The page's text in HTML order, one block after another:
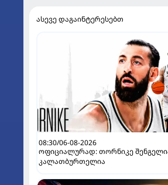
ასევე დაგაინტერესებთ
08:30/06-08-2026
ოფიციალურად: თორნიკე
კალათბურთელია